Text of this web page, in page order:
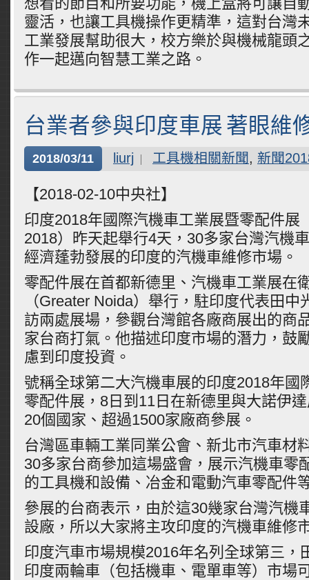
靈活，也讓工具機操作更精準，這對台灣
工業發展幫助很大，校方樂於與機械龍頭
作一起邁向智慧工業之路。
台業者參與印度車展 著眼維
2018/03/11 liurj 工具機相關新聞, 新聞
【2018-02-10中央社】
印度2018年國際汽機車工業展暨零配件展
2018）昨天起舉行4天，30多家台灣汽機
經濟蓬勃發展的印度的汽機車維修市場。
零配件展在首都新德里、汽機車工業展在
（Greater Noida）舉行，駐印度代表田中
訪兩處展場，參觀台灣館各廠商展出的商
家台商打氣。他描述印度市場的潛力，鼓
慮到印度投資。
號稱全球第二大汽機車展的印度2018年國
零配件展，8日到11日在新德里與大諾伊
20個國家、超過1500家廠商參展。
台灣區車輛工業同業公會、新北市汽車材
30多家台商參加這場盛會，展示汽機車零
的工具機和設備、冶金和電動汽車零配件
參展的台商表示，由於這30幾家台灣汽機
設廠，所以大家將主攻印度的汽機車維修
印度汽車市場規模2016年名列全球第三，
印度兩輪車（包括機車、電單車等）市場